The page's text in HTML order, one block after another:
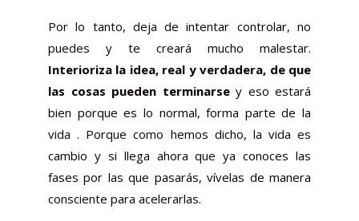
Por lo tanto, deja de intentar controlar, no
puedes y te creará mucho malestar.
Interioriza la idea, real y verdadera, de que
las cosas pueden terminarse y eso estará
bien porque es lo normal, forma parte de la
vida . Porque como hemos dicho, la vida es
cambio y si llega ahora que ya conoces las
fases por las que pasarás, vívelas de manera
consciente para acelerarlas.